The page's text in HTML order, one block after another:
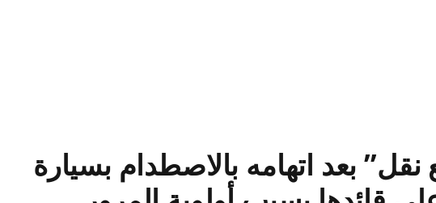
بعد اتهامه بالاصطدام بسيارة